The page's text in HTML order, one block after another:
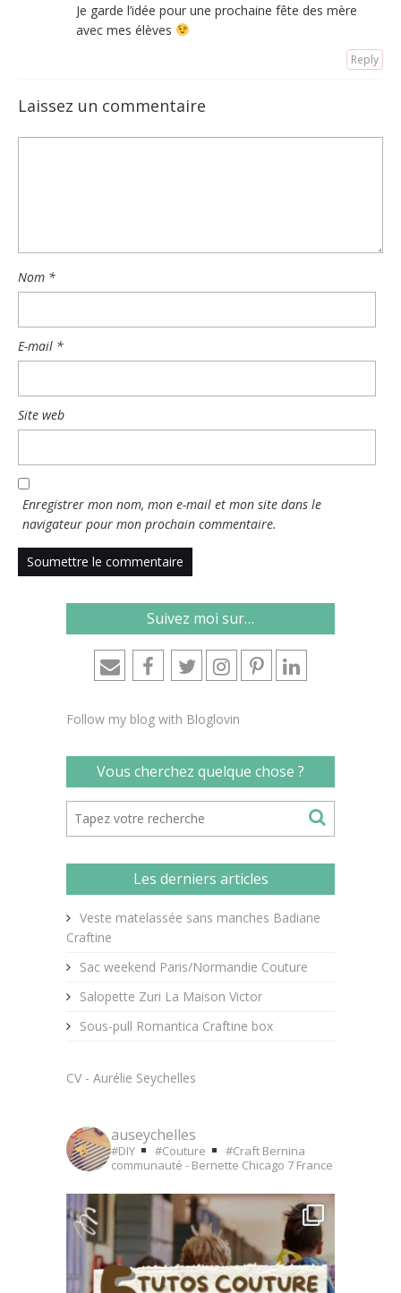
Je garde l’idée pour une prochaine fête des mère
avec mes élèves
Reply
Laissez un commentaire
Nom *
E-mail *
Site web
Enregistrer mon nom, mon e-mail et mon site dans le
navigateur pour mon prochain commentaire.
Suivez moi sur…
Follow my blog with Bloglovin
Vous cherchez quelque chose ?
Les derniers articles
Veste matelassée sans manches Badiane
Craftine
Sac weekend Paris/Normandie Couture
Salopette Zuri La Maison Victor
Sous-pull Romantica Craftine box
CV - Aurélie Seychelles
auseychelles
#DIY #Couture #Craft Bernina
communauté - Bernette Chicago 7 France